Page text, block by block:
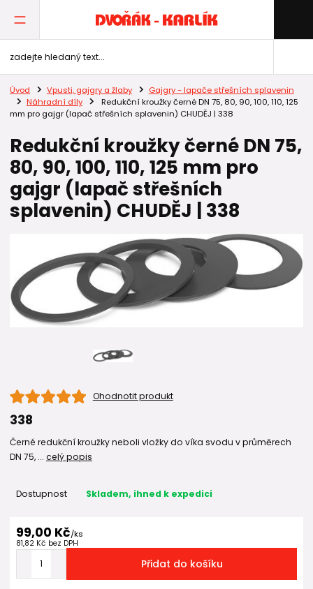
Úvod Vpusti, gajgry a žlaby
Gajgry - lapače střešních splavenin
Náhradní díly
Redukční kroužky černé DN 75, 80, 90, 100, 110, 125
mm pro gajgr (lapač střešních splavenin) CHUDĚJ | 338
Redukční kroužky černé DN 75,
80, 90, 100, 110, 125 mm pro
gajgr (lapač střešních
splavenin) CHUDĚJ | 338
Ohodnotit produkt
338
Černé redukční kroužky neboli vložky do víka svodu v průměrech
DN 75, ... celý popis
Dostupnost Skladem, ihned k expedici
99,00 Kč/ks
81,82 Kč bez DPH
Přidat do košíku